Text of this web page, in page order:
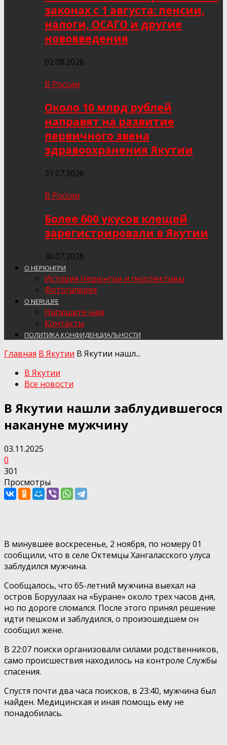
законах с 1 августа: пенсии,
налоги, ОСАГО и другие
нововведения
02.08.2026
В России
Около 10 млрд рублей
направят на развитие
первичного звена
здравоохранения Якутии
31.07.2026
В России
Более 600 укусов клещей
зарегистрировали в Якутии
30.07.2026
О НЕРЮНГРИ
История Нерюнгри и перспективы
Фотогалерея
О NERULIFE
Напишите нам
Контакты
ПОЛИТИКА КОНФИДЕНЦИАЛЬНОСТИ
Главная В Якутии В Якутии нашл...
В Якутии
Все новости
В Якутии нашли заблудившегося
накануне мужчину
03.11.2025
0
301
Просмотры
В минувшее воскресенье, 2 ноября, по номеру 01
сообщили, что в селе Октемцы Хангаласского улуса
заблудился мужчина.
Сообщалось, что 65-летний мужчина выехал на
остров Боруулаах на «Буране» около трех часов дня,
но по дороге сломался. После этого принял решение
идти пешком и заблудился, о произошедшем он
сообщил жене.
В 22:07 поиски организовали силами родственников,
само происшествия находилось на контроле Службы
спасения.
Спустя почти два часа поисков, в 23:40, мужчина был
найден. Медицинская и иная помощь ему не
понадобилась.